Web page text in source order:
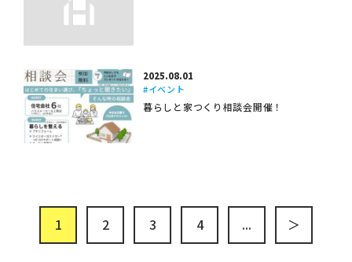
2025.08.01
#イベント
暮らしと家つくり相談会開催！
1 2 3 4 ... ＞